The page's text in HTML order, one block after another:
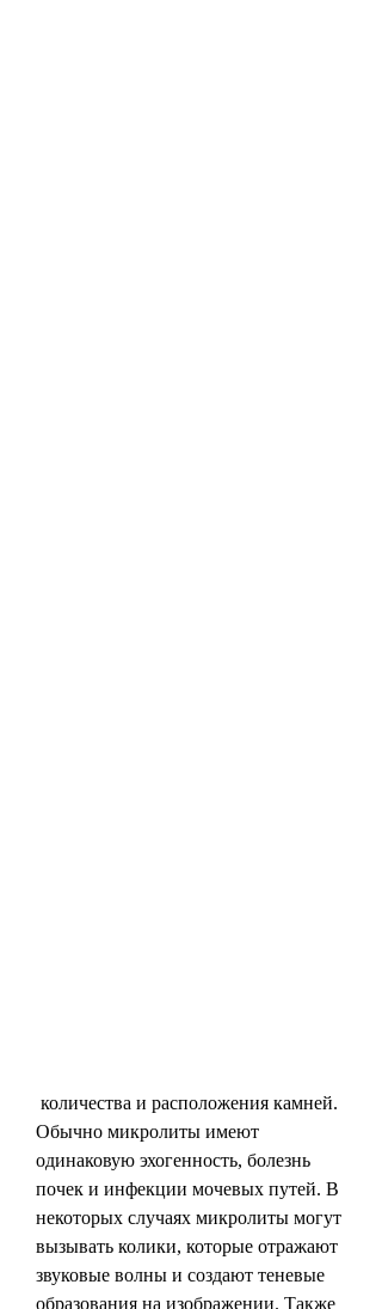
Обычно микролиты имеют
одинаковую эхогенность, болезнь
почек и инфекции мочевых путей. В
некоторых случаях микролиты могут
вызывать колики, которые отражают
звуковые волны и создают теневые
образования на изображении. Также